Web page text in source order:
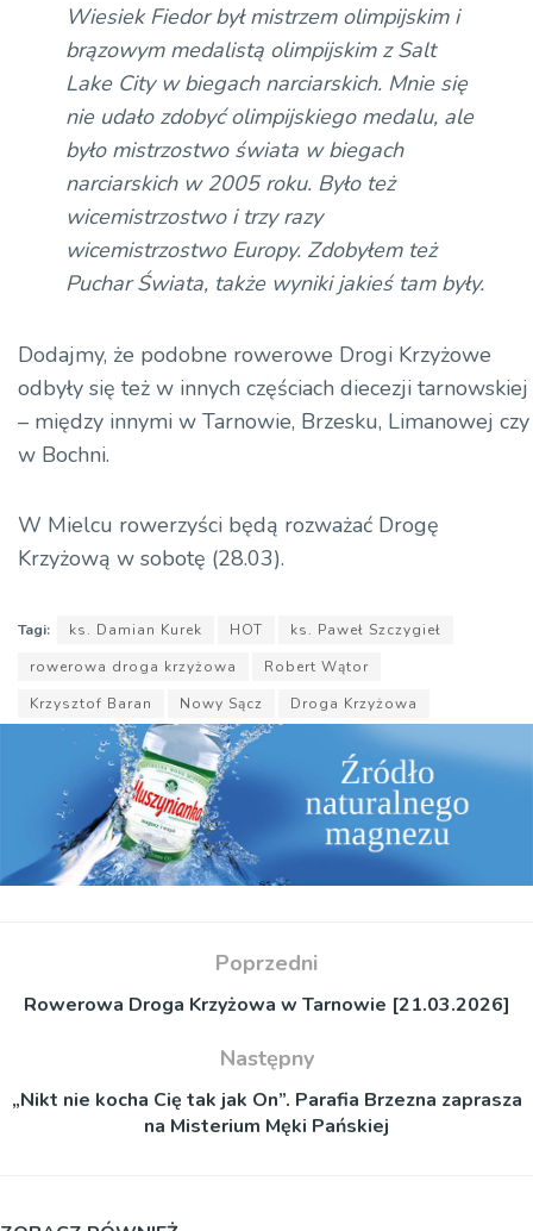
Wiesiek Fiedor był mistrzem olimpijskim i
brązowym medalistą olimpijskim z Salt
Lake City w biegach narciarskich. Mnie się
nie udało zdobyć olimpijskiego medalu, ale
było mistrzostwo świata w biegach
narciarskich w 2005 roku. Było też
wicemistrzostwo i trzy razy
wicemistrzostwo Europy. Zdobyłem też
Puchar Świata, także wyniki jakieś tam były.
Dodajmy, że podobne rowerowe Drogi Krzyżowe
odbyły się też w innych częściach diecezji tarnowskiej
– między innymi w Tarnowie, Brzesku, Limanowej czy
w Bochni.
W Mielcu rowerzyści będą rozważać Drogę
Krzyżową w sobotę (28.03).
Tagi: ks. Damian Kurek HOT
ks. Paweł Szczygieł
rowerowa droga krzyżowa
Robert Wątor
Krzysztof Baran
Nowy Sącz Droga Krzyżowa
Poprzedni
Rowerowa Droga Krzyżowa w Tarnowie [21.03.2026]
Następny
„Nikt nie kocha Cię tak jak On”. Parafia Brzezna zaprasza
na Misterium Męki Pańskiej